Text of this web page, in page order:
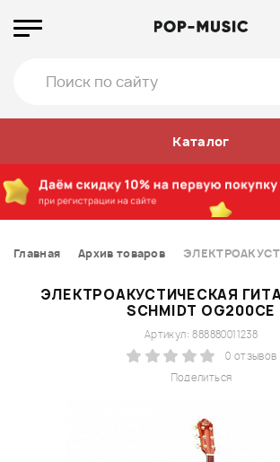
Каталог
Главная Архив товаров
ЭЛЕКТРОАКУСТИЧЕСКАЯ
SCHMIDT OG200CE
Поделиться
Артикул: 888880011238
0 отзывов